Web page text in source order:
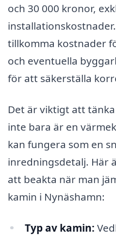
och 30 000 kronor,
tillkomma kostnader
och eventuella
för att säkerställa
Det är viktigt att
inte bara är en
kan fungera som en
inredningsdetalj. Här
att beakta när man
kamin i Nynäshamn:
Typ av kamin: